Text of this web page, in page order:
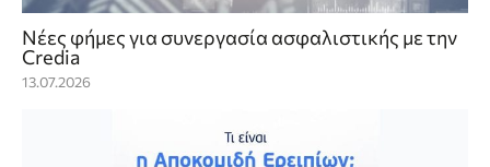
Νέες φήμες για συνεργασία ασφαλιστικής με την
Credia
13.07.2026